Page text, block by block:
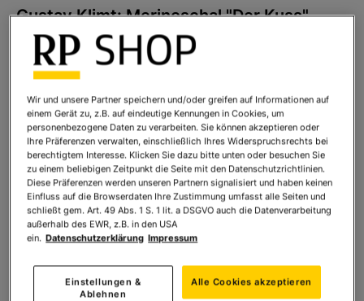
Gustav Klimt: Merinoschal "Der Kuss"
Art.Nr.:
956983
Sofort lieferbar
Ihr Preis:138,00 €*
* inkl. MwSt. zzgl.Versandkosten
Anzahl: In den Warenkorb
TEILEN SIE DIESES PRODUKT
Wir und unsere Partner speichern und/oder greifen auf Informationen auf
einem Gerät zu, z.B. auf eindeutige Kennungen in Cookies, um
personenbezogene Daten zu verarbeiten. Sie können akzeptieren oder
Ihre Präferenzen verwalten, einschließlich Ihres Widerspruchsrechts bei
berechtigtem Interesse. Klicken Sie dazu bitte unten oder besuchen Sie
zu einem beliebigen Zeitpunkt die Seite mit den Datenschutzrichtlinien.
Diese Präferenzen werden unseren Partnern signalisiert und haben keinen
Einfluss auf die Browserdaten Ihre Zustimmung umfasst alle Seiten und
schließt gem. Art. 49 Abs. 1 S. 1 lit. a DSGVO auch die Datenverarbeitung
außerhalb des EWR, z.B. in den USA
ein. Datenschutzerklärung Impressum
Einstellungen &
Ablehnen
Alle Cookies akzeptieren